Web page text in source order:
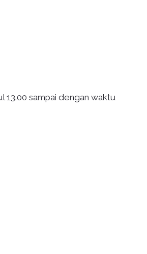
13.00 sampai dengan waktu